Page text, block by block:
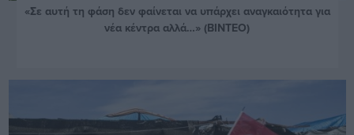
«Σε αυτή τη φάση δεν φαίνεται να υπάρχει αναγκαιότητα για
νέα κέντρα αλλά…» (ΒΙΝΤΕΟ)